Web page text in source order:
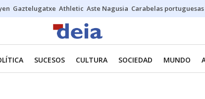
Gaztelugatxe Athletic Aste Nagusia Carabelas portuguesas
SUCESOS CULTURA SOCIEDAD MUNDO